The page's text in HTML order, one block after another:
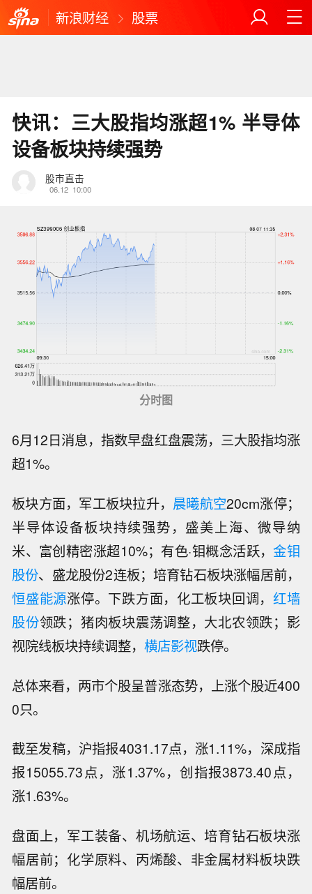
新浪财经 股票
快讯：三大股指均涨超1% 半导体
设备板块持续强势
股市直击
06.12 10:00
分时图
6月12日消息，指数早盘红盘震荡，三大股指均涨
超1%。
板块方面，军工板块拉升， 晨曦航空20cm涨停；
半导体设备板块持续强势， 盛美上海、微导纳
米、 富创精密涨超10%；有色·钼概念活跃，金钼
股份、盛龙股份2连板；培育钻石板块涨幅居前，
恒盛能源涨停。下跌方面，化工板块回调，红墙
股份领跌；猪肉板块震荡调整，大北农领跌；影
视院线板块持续调整，横店影视跌停。
总体来看，两市个股呈普涨态势，上涨个股近400
0只。
截至发稿，沪指报4031.17点，涨1.11%，深成指
报15055.73点，涨1.37%，创指报3873.40点，
涨1.63%。
盘面上，军工装备、机场航运、培育钻石板块涨
幅居前；化学原料、丙烯酸、非金属材料板块跌
幅居前。
【大兴机场临空经济区中欧班列服务中
心正式启用】今天（7日），大兴机场
临空经济区中欧班列服务中心正式启
乌克兰官员称，俄罗斯无人机袭击了乌